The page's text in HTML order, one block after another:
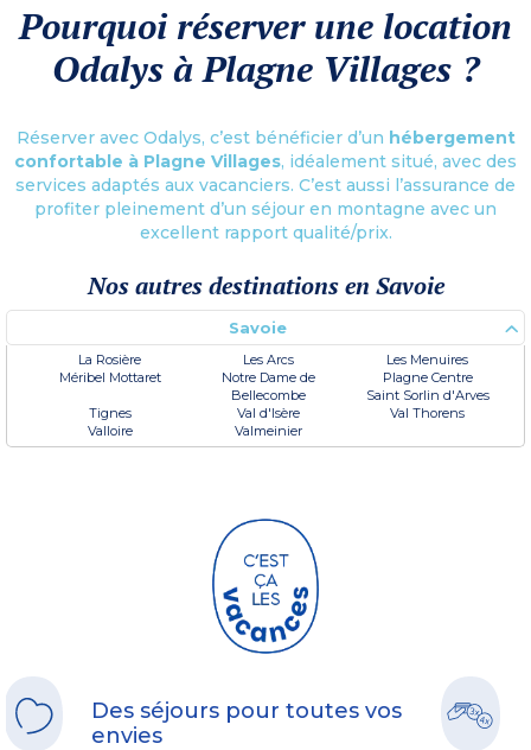
Pourquoi réserver une location
Odalys à Plagne Villages ?
Réserver avec Odalys, c’est bénéficier d’un hébergement
confortable à Plagne Villages, idéalement situé, avec des
services adaptés aux vacanciers. C’est aussi l’assurance de
profiter pleinement d’un séjour en montagne avec un
excellent rapport qualité/prix.
Nos autres destinations en Savoie
Savoie
La Rosière Les Arcs
Les Menuires
Méribel Mottaret
Notre Dame de
Bellecombe
Plagne Centre
Saint Sorlin d'Arves
Tignes
Val d'Isère
Val Thorens
Valloire
Valmeinier
Des séjours pour toutes vos
envies